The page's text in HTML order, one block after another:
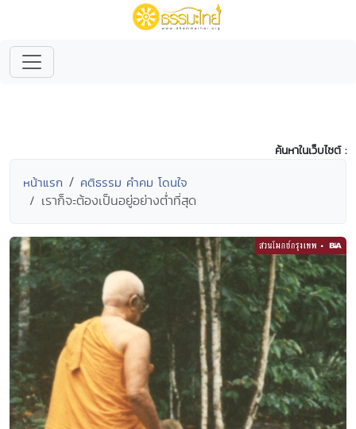
ค้นหาในเว็บไซต์ :
หน้าแรก คติธรรม คำคม โดนใจ
เราก็จะต้องเป็นอยู่อย่างต่ำที่สุด